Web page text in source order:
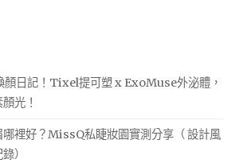
顏日記！Tixel提可塑 x ExoMuse外泌體，
光！
哪裡好？MissQ私睫妝園實測分享（ 設計風
）